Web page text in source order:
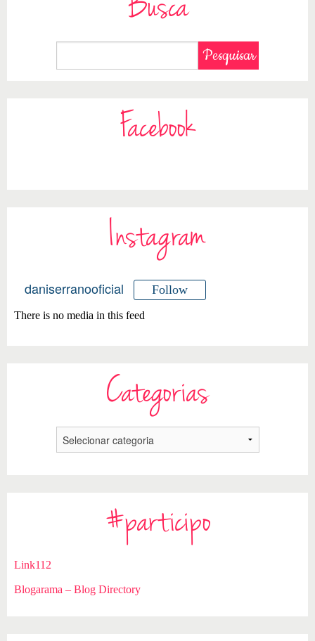
Busca
Facebook
Instagram
daniserranooficial Follow
There is no media in this feed
Categorias
#participo
Link112
Blogarama – Blog Directory